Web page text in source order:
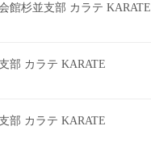
館杉並支部 カラテ KARATE
部 カラテ KARATE
部 カラテ KARATE